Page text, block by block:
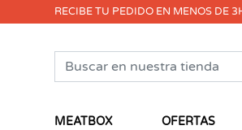
RECIBE TU PEDIDO EN MENOS DE
MEATBOX OFERTAS